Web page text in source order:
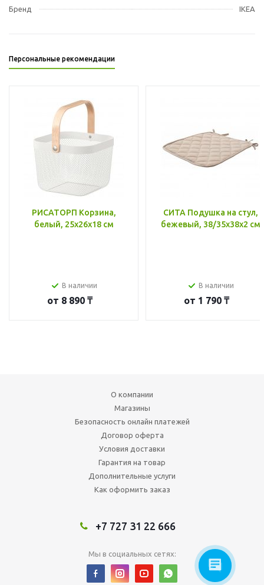
Бренд IKEA
Персональные рекомендации
РИСАТОРП Корзина,
белый, 25x26x18 см
В наличии
от 8 890 ₸
СИТА Подушка на стул,
бежевый, 38/35x38x2 см
В наличии
от 1 790 ₸
О компании
Магазины
Безопасность онлайн платежей
Договор оферта
Условия доставки
Гарантия на товар
Дополнительные услуги
Как оформить заказ
+7 727 31 22 666
Мы в социальных сетях: